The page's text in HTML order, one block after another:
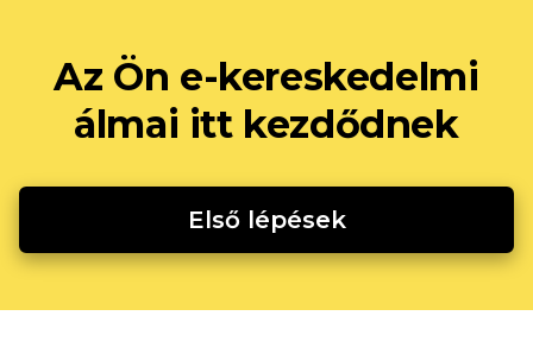
Az Ön e-kereskedelmi
álmai itt kezdődnek
Első lépések